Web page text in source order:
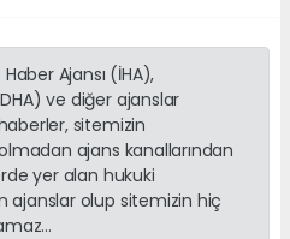
Ajansı (İHA),
ve diğer ajanslar
sitemizin
ajans kanallarından
yer alan hukuki
olup sitemizin hiç